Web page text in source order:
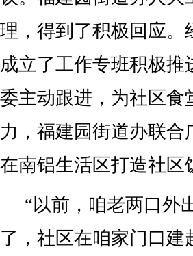
理，得到了积极回应。
成立了工作专班积极
委主动跟进，为社区食
力，福建园街道办联
在南铝生活区打造社区
“以前，咱老两口外
了，社区在咱家门口